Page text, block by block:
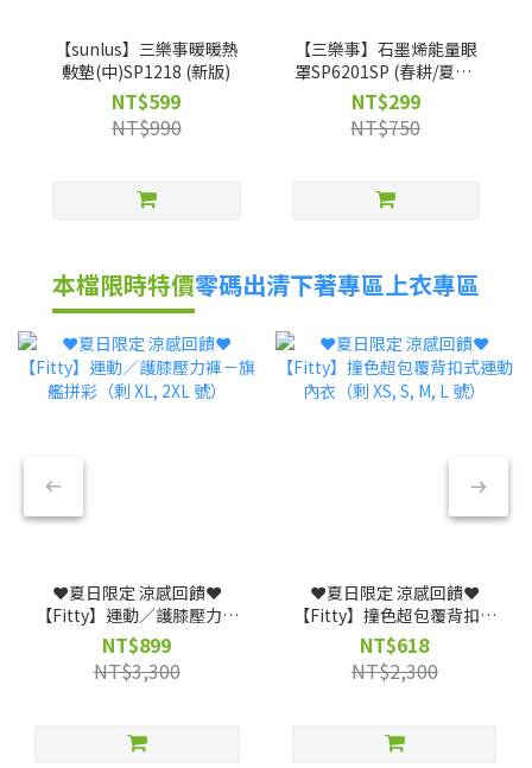
【sunlus】三樂事暖暖熱
敷墊(中)SP1218 (新版)
NT$599
NT$990
【三樂事】石墨烯能量眼
罩SP6201SP (春耕/夏耘/
秋收/冬藏)
NT$299
NT$750
本檔限時特價零碼出清下著專區上衣專區
❤️夏日限定 涼感回饋❤️
【Fitty】運動／護膝壓力褲
－旗艦拼彩（剩 XL, 2XL 號）
NT$899
NT$3,300
❤️夏日限定 涼感回饋❤️
【Fitty】撞色超包覆背扣式
運動內衣（剩 XS, S, M, L
號）
NT$618
NT$2,300